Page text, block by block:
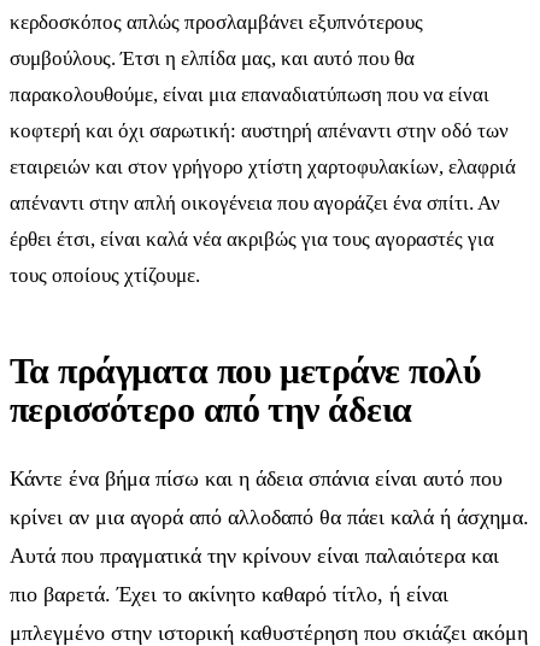
κερδοσκόπος απλώς προσλαμβάνει εξυπνότερους
συμβούλους. Έτσι η ελπίδα μας, και αυτό που θα
παρακολουθούμε, είναι μια επαναδιατύπωση που να είναι
κοφτερή και όχι σαρωτική: αυστηρή απέναντι στην οδό των
εταιρειών και στον γρήγορο χτίστη χαρτοφυλακίων, ελαφριά
απέναντι στην απλή οικογένεια που αγοράζει ένα σπίτι. Αν
έρθει έτσι, είναι καλά νέα ακριβώς για τους αγοραστές για
τους οποίους χτίζουμε.
Τα πράγματα που μετράνε πολύ
περισσότερο από την άδεια
Κάντε ένα βήμα πίσω και η άδεια σπάνια είναι αυτό που
κρίνει αν μια αγορά από αλλοδαπό θα πάει καλά ή άσχημα.
Αυτά που πραγματικά την κρίνουν είναι παλαιότερα και
πιο βαρετά. Έχει το ακίνητο καθαρό τίτλο, ή είναι
μπλεγμένο στην ιστορική καθυστέρηση που σκιάζει ακόμη